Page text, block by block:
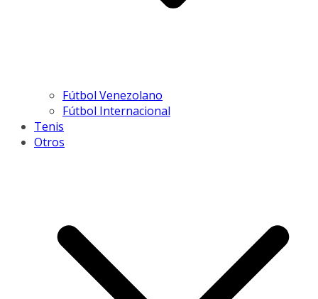
Fútbol Venezolano
Fútbol Internacional
Tenis
Otros